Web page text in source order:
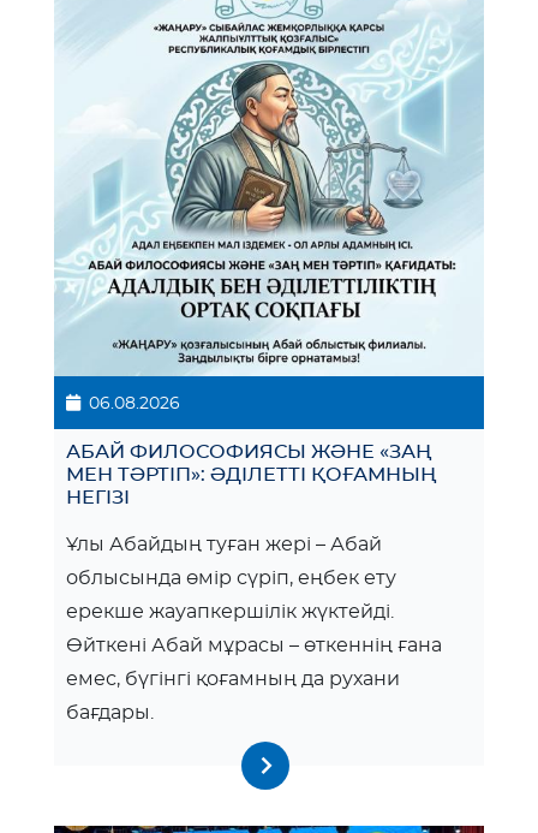
06.08.2026
АБАЙ ФИЛОСОФИЯСЫ ЖӘНЕ «ЗАҢ
МЕН ТӘРТІП»: ӘДІЛЕТТІ ҚОҒАМНЫҢ
НЕГІЗІ
Ұлы Абайдың туған жері – Абай
облысында өмір сүріп, еңбек ету
ерекше жауапкершілік жүктейді.
Өйткені Абай мұрасы – өткеннің ғана
емес, бүгінгі қоғамның да рухани
бағдары.